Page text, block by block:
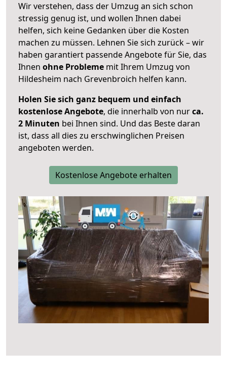
Wir verstehen, dass der Umzug an sich schon
stressig genug ist, und wollen Ihnen dabei
helfen, sich keine Gedanken über die Kosten
machen zu müssen. Lehnen Sie sich zurück – wir
haben garantiert passende Angebote für Sie, das
Ihnen ohne Probleme mit Ihrem Umzug von
Hildesheim nach Grevenbroich helfen kann.
Holen Sie sich ganz bequem und einfach
kostenlose Angebote, die innerhalb von nurca.
2 Minuten bei Ihnen sind. Und das Beste daran
ist, dass all dies zu erschwinglichen Preisen
angeboten werden.
Kostenlose Angebote erhalten